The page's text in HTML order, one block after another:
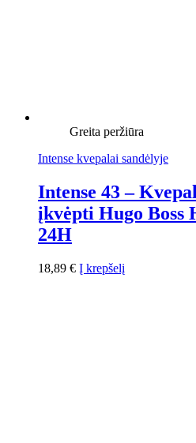
Greita peržiūra
Intense kvepalai sandėlyje
Intense 43 –
įkvėpti Hugo Boss
24H
18,89 € Į krepšelį